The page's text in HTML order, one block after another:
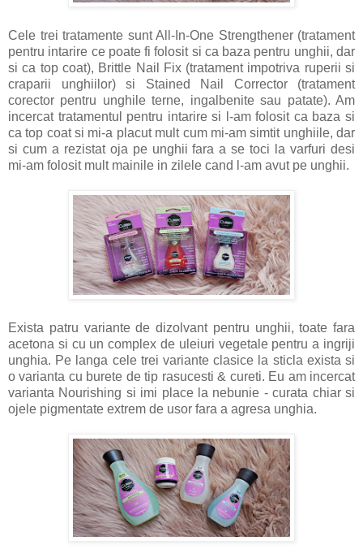
Cele trei tratamente sunt All-In-One Strengthener (tratament
pentru intarire ce poate fi folosit si ca baza pentru unghii, dar
si ca top coat), Brittle Nail Fix (tratament impotriva ruperii si
craparii unghiilor) si Stained Nail Corrector (tratament
corector pentru unghile terne, ingalbenite sau patate). Am
incercat tratamentul pentru intarire si l-am folosit ca baza si
ca top coat si mi-a placut mult cum mi-am simtit unghiile, dar
si cum a rezistat oja pe unghii fara a se toci la varfuri desi
mi-am folosit mult mainile in zilele cand l-am avut pe unghii.
Exista patru variante de dizolvant pentru unghii, toate fara
acetona si cu un complex de uleiuri vegetale pentru a ingriji
unghia. Pe langa cele trei variante clasice la sticla exista si
o varianta cu burete de tip rasucesti & cureti. Eu am incercat
varianta Nourishing si imi place la nebunie - curata chiar si
ojele pigmentate extrem de usor fara a agresa unghia.